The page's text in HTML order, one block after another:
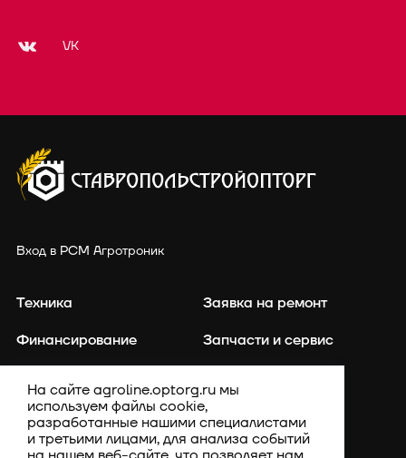
VK
Вход в РСМ Агротроник
Техника
Финансирование
Каталог запасных частей
Компания
Заявка на ремонт
Запчасти и сервис
Акции
На сайте agroline.optorg.ru мы
используем файлы cookie,
разработанные нашими специалистами
и третьими лицами, для анализа событий